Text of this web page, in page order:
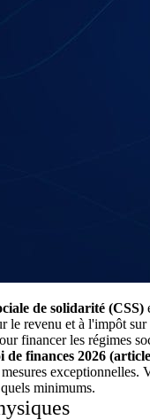
de solidarité (CSS)
le revenu et à l'impôt sur
financer les régimes
de finances 2026
exceptionnelles.
minimums.